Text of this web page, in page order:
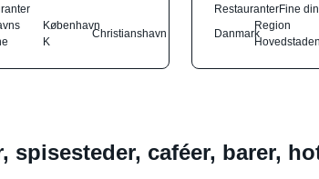
København
K
Christianshavn
RestauranterFine
Danmark
Region
Hovedstaden
spisesteder, caféer, barer,